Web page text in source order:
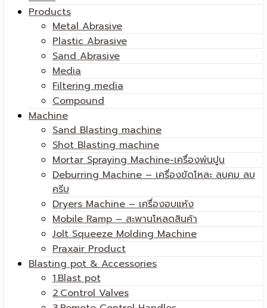
Products
Metal Abrasive
Plastic Abrasive
Sand Abrasive
Media
Filtering media
Compound
Machine
Sand Blasting machine
Shot Blasting machine
Mortar Spraying Machine-เครื่องพ่นปูน
Deburring Machine – เครื่องขัดโหละ ลบคม ลบ
ครีบ
Dryers Machine – เครื่องอบแห้ง
Mobile Ramp – สะพานโหลดสินค้า
Jolt Squeeze Molding Machine
Praxair Product
Blasting pot & Accessories
1.Blast pot
2.Control Valves